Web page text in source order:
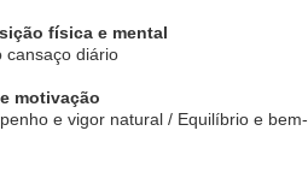
física e mental
cansaço diário
motivação
e vigor natural / Equilíbrio e